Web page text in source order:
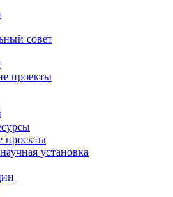
совет
проекты
проекты
установка